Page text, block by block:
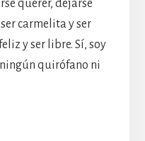
querer, dejarse
ser carmelita y ser
y ser libre. Sí, soy
quirófano ni